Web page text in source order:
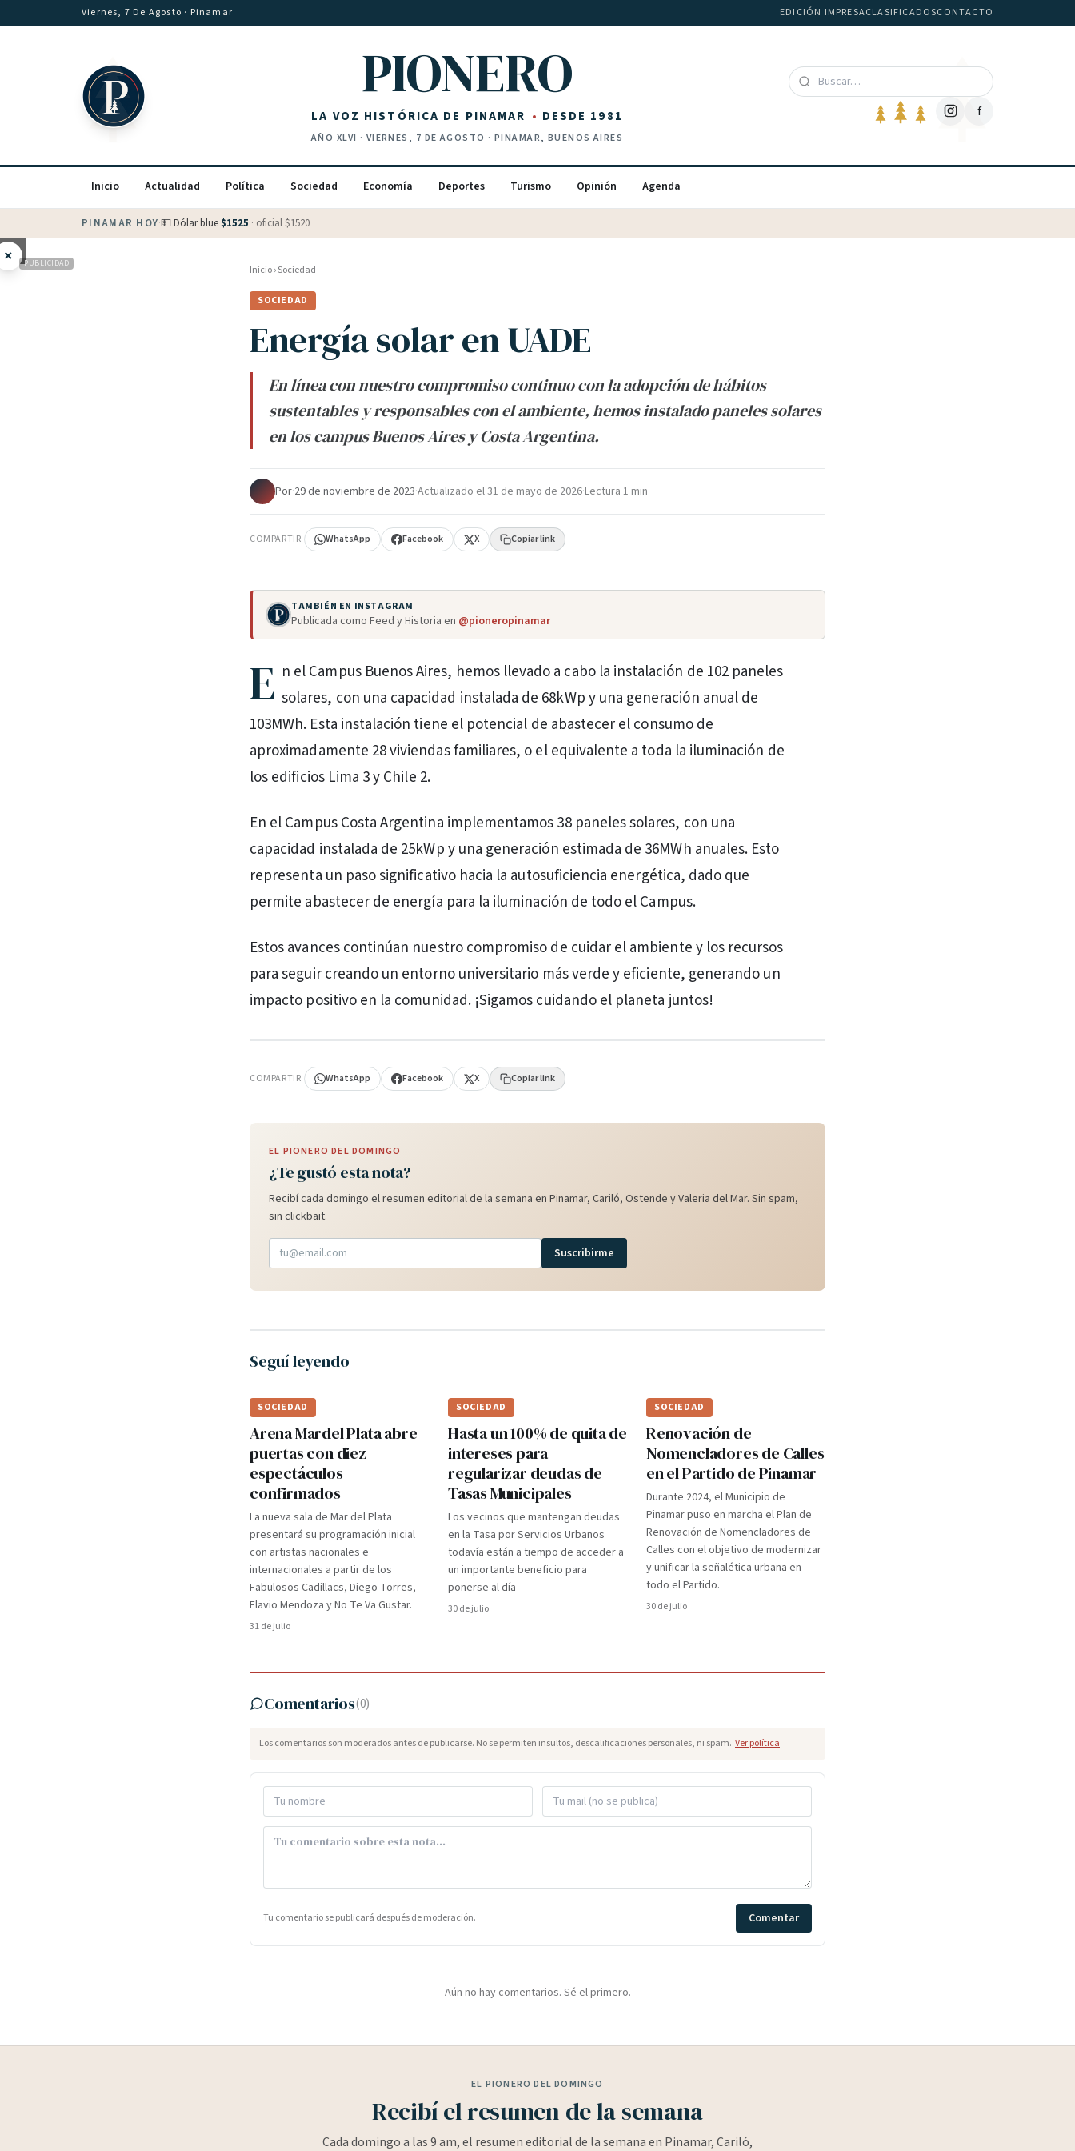
Saltar al contenidoViernes, 7 De Agosto · Pinamar EDICIÓN IMPRESACLASIFICADOSCONTACTO
PIONERO
LA VOZ HISTÓRICA DE PINAMAR DESDE 1981
AÑO XLVI · VIERNES, 7 DE AGOSTO · PINAMAR, BUENOS AIRES
f
Inicio Actualidad Política Sociedad Economía Deportes Turismo Opinión Agenda
PINAMAR HOY·💵 Dólar blue $1525 · oficial $1520
× PUBLICIDAD Inicio›Sociedad
SOCIEDAD
Energía solar en UADE
En línea con nuestro compromiso continuo con la adopción de hábitos
sustentables y responsables con el ambiente, hemos instalado paneles solares
en los campus Buenos Aires y Costa Argentina.
Por·29 de noviembre de 2023·Actualizado el31 de mayo de 2026·Lectura 1 min
COMPARTIR WhatsApp Facebook X Copiar link
TAMBIÉN EN INSTAGRAM
Publicada como Feed y Historia en @pioneropinamar
E n el Campus Buenos Aires, hemos llevado a cabo la instalación de 102 paneles
solares, con una capacidad instalada de 68kWp y una generación anual de
103MWh. Esta instalación tiene el potencial de abastecer el consumo de
aproximadamente 28 viviendas familiares, o el equivalente a toda la iluminación de
los edificios Lima 3 y Chile 2.
En el Campus Costa Argentina implementamos 38 paneles solares, con una
capacidad instalada de 25kWp y una generación estimada de 36MWh anuales. Esto
representa un paso significativo hacia la autosuficiencia energética, dado que
permite abastecer de energía para la iluminación de todo el Campus.
Estos avances continúan nuestro compromiso de cuidar el ambiente y los recursos
para seguir creando un entorno universitario más verde y eficiente, generando un
impacto positivo en la comunidad. ¡Sigamos cuidando el planeta juntos!
COMPARTIR WhatsApp Facebook X Copiar link
EL PIONERO DEL DOMINGO
¿Te gustó esta nota?
Recibí cada domingo el resumen editorial de la semana en Pinamar, Cariló, Ostende y Valeria del Mar. Sin spam,
sin clickbait.
Suscribirme
Seguí leyendo
SOCIEDAD
Arena Mardel Plata abre
puertas con diez
espectáculos
confirmados
La nueva sala de Mar del Plata
presentará su programación inicial
con artistas nacionales e
internacionales a partir de los
Fabulosos Cadillacs, Diego Torres,
Flavio Mendoza y No Te Va Gustar.
31 de julio
SOCIEDAD
Hasta un 100% de quita de
intereses para
regularizar deudas de
Tasas Municipales
Los vecinos que mantengan deudas
en la Tasa por Servicios Urbanos
todavía están a tiempo de acceder a
un importante beneficio para
ponerse al día
30 de julio
SOCIEDAD
Renovación de
Nomencladores de Calles
en el Partido de Pinamar
Durante 2024, el Municipio de
Pinamar puso en marcha el Plan de
Renovación de Nomencladores de
Calles con el objetivo de modernizar
y unificar la señalética urbana en
todo el Partido.
30 de julio
Comentarios(0)
Los comentarios son moderados antes de publicarse. No se permiten insultos, descalificaciones personales, ni spam. Ver política
Tu comentario se publicará después de moderación. Comentar
Aún no hay comentarios. Sé el primero.
EL PIONERO DEL DOMINGO
Recibí el resumen de la semana
Cada domingo a las 9 am, el resumen editorial de la semana en Pinamar, Cariló,